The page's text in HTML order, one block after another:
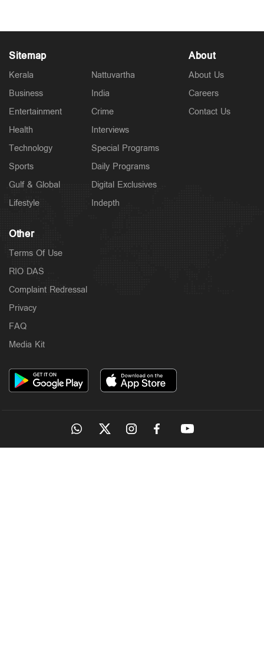
Sitemap
Kerala
Business
Entertainment
Health
Technology
Sports
Gulf & Global
Lifestyle
Nattuvartha
India
Crime
Interviews
Special Programs
Daily Programs
Digital Exclusives
Indepth
About
About Us
Careers
Contact Us
Other
Terms Of Use
RIO DAS
Complaint Redressal
Privacy
FAQ
Media Kit